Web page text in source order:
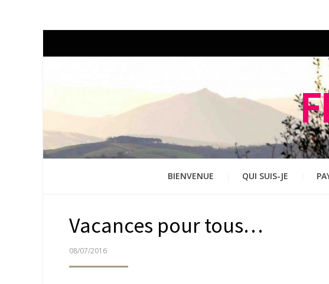
BIENVENUE QUI SUIS-JE
Vacances pour tous…
PUBLIÉ
08/07/2016